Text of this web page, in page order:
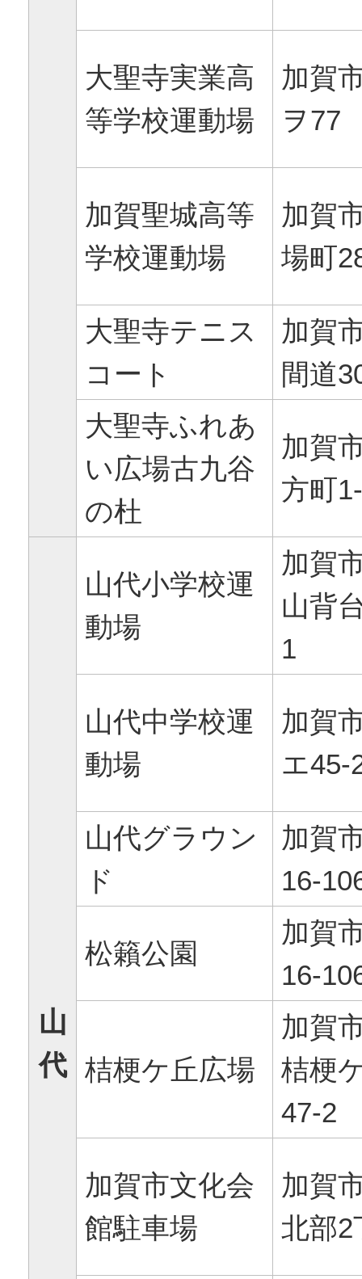
大聖寺実業高
等学校運動場
加賀
ヲ77
加賀聖城高等
学校運動場
加賀
場町
大聖寺テニス
コート
加賀
間道
大聖寺ふれあ
い広場古九谷
の杜
加賀
方町
山
代
山代小学校運
動場
加賀
山背
1
山代中学校運
動場
加賀
エ45-
山代グラウン
ド
加賀
16-
松籟公園
加賀
16-
桔梗ケ丘広場
加賀
桔梗
47-2
加賀市文化会
館駐車場
加賀
北部2